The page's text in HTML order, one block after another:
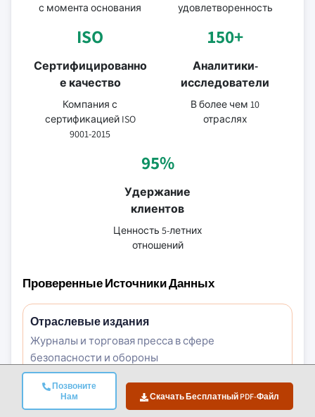
Позвоните
Нам
Скачать Бесплатный PDF-Файл
с момента основания
удовлетворенность
ISO
Сертифицированно
е качество
Компания с
сертификацией ISO
9001-2015
150+
Аналитики-
исследователи
В более чем 10
отраслях
95%
Удержание
клиентов
Ценность 5-летних
отношений
Проверенные Источники Данных
Отраслевые издания
Журналы и торговая пресса в сфере
безопасности и обороны
Отраслевые базы данных